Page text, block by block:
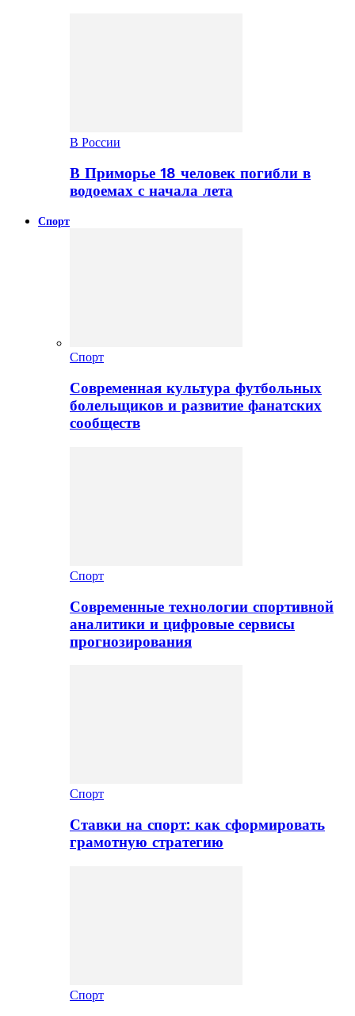
В России
В Приморье 18 человек погибли в
водоемах с начала лета
Спорт
Спорт
Современная культура футбольных
болельщиков и развитие фанатских
сообществ
Спорт
Современные технологии спортивной
аналитики и цифровые сервисы
прогнозирования
Спорт
Ставки на спорт: как сформировать
грамотную стратегию
Спорт